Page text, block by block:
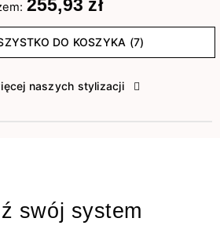
255,93 zł
DO KOSZYKA (7)
naszych stylizacji
swój system